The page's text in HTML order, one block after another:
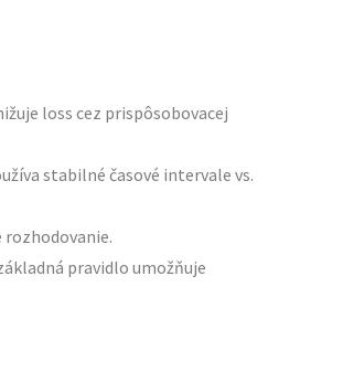
loss cez prispôsobovacej
stabilné časové intervale vs.
pravidlo umožňuje